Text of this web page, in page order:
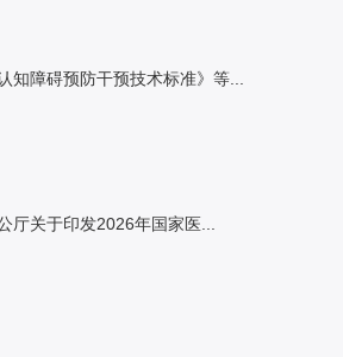
知障碍预防干预技术标准》等...
厅关于印发2026年国家医...